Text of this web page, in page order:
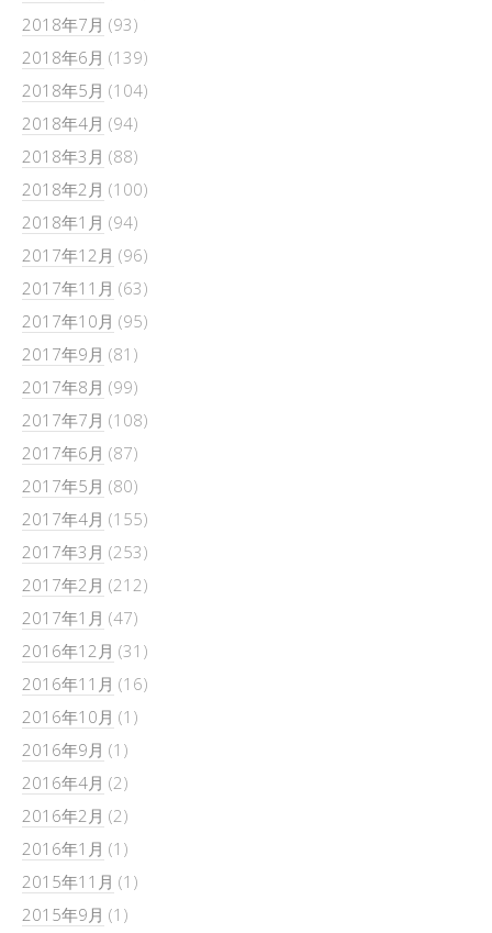
2018年7月 (93)
2018年6月 (139)
2018年5月 (104)
2018年4月 (94)
2018年3月 (88)
2018年2月 (100)
2018年1月 (94)
2017年12月 (96)
2017年11月 (63)
2017年10月 (95)
2017年9月 (81)
2017年8月 (99)
2017年7月 (108)
2017年6月 (87)
2017年5月 (80)
2017年4月 (155)
2017年3月 (253)
2017年2月 (212)
2017年1月 (47)
2016年12月 (31)
2016年11月 (16)
2016年10月 (1)
2016年9月 (1)
2016年4月 (2)
2016年2月 (2)
2016年1月 (1)
2015年11月 (1)
2015年9月 (1)